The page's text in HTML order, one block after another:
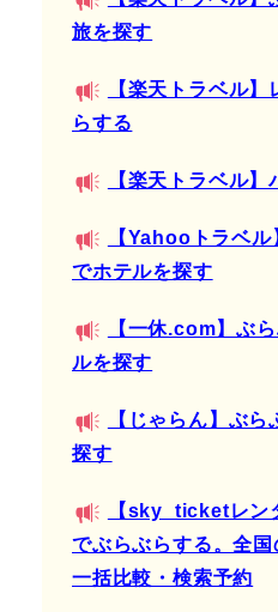
旅を探す
【楽天トラベル
らする
【楽天トラベル
【Yahooトラベ
でホテルを探す
【一休.com】ぶ
ルを探す
【じゃらん】ぶ
探す
【sky_ticketレン
でぶらぶらする。全
一括比較・検索予約